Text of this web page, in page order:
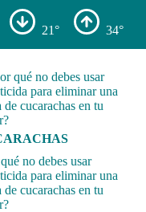
21° 34°
no debes usar
para eliminar una
de cucarachas en tu